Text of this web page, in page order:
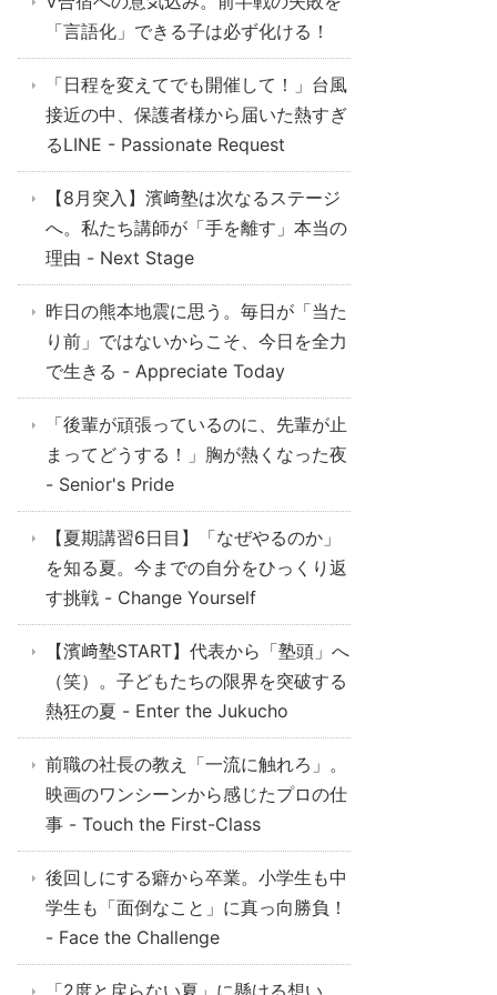
「言語化」できる子は必ず化ける！
「日程を変えてでも開催して！」台風
接近の中、保護者様から届いた熱すぎ
るLINE - Passionate Request
【8月突入】濱﨑塾は次なるステージ
へ。私たち講師が「手を離す」本当の
理由 - Next Stage
昨日の熊本地震に思う。毎日が「当た
り前」ではないからこそ、今日を全力
で生きる - Appreciate Today
「後輩が頑張っているのに、先輩が止
まってどうする！」胸が熱くなった夜
- Senior's Pride
【夏期講習6日目】「なぜやるのか」
を知る夏。今までの自分をひっくり返
す挑戦 - Change Yourself
【濱﨑塾START】代表から「塾頭」へ
（笑）。子どもたちの限界を突破する
熱狂の夏 - Enter the Jukucho
前職の社長の教え「一流に触れろ」。
映画のワンシーンから感じたプロの仕
事 - Touch the First-Class
後回しにする癖から卒業。小学生も中
学生も「面倒なこと」に真っ向勝負！
- Face the Challenge
「2度と戻らない夏」に懸ける想い。